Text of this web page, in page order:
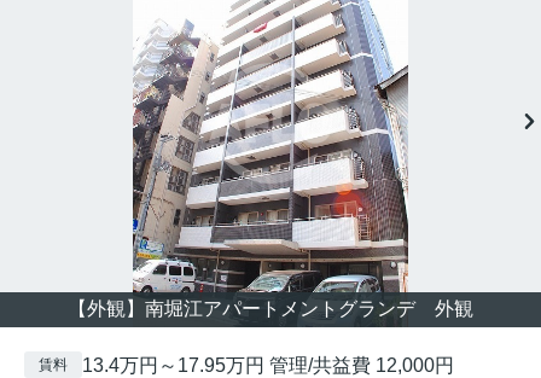
【外観】南堀江アパートメントグランデ 外観
賃料 13.4万円～17.95万円 管理/共益費 12,000円